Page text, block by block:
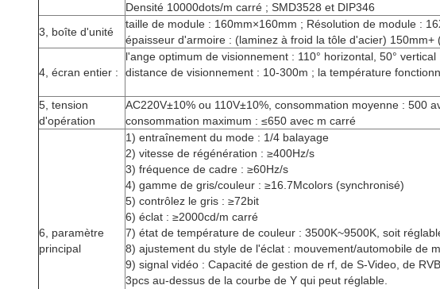
Densité 10000dots/m carré ; SMD3528 et DIP346
3, boîte d'unité
taille de module : 160mm×160mm ; Résolution de module :
épaisseur d'armoire : (laminez à froid la tôle d'acier) 150mm+
4, écran entier :
l'ange optimum de visionnement : 110° horizontal, 50° vertical
distance de visionnement : 10-300m ; la température
5, tension
d'opération
AC220V±10% ou 110V±10%, consommation moyenne : 500
consommation maximum : ≤650 avec m carré
6, paramètre
principal
1) entraînement du mode : 1/4 balayage
2) vitesse de régénération : ≥400Hz/s
3) fréquence de cadre : ≥60Hz/s
4) gamme de gris/couleur : ≥16.7Mcolors (synchronisé)
5) contrôlez le gris : ≥72bit
6) éclat : ≥2000cd/m carré
7) état de température de couleur : 3500K~9500K, soit
8) ajustement du style de l'éclat : mouvement/automobile de
9) signal vidéo : Capacité de gestion de rf, de S-Video, de
3pcs au-dessus de la courbe de Y qui peut réglable.